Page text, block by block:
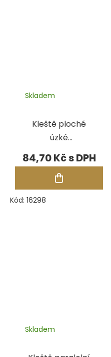
Kleště ploché
úzké
prodloužené,
izolované, 130
mm
Skladem
84,70 Kč
Kód: 16298
Skladem